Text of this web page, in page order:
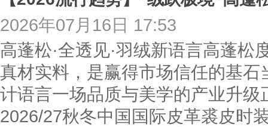
2026年07月16日 17:53
高蓬松·全透见·羽绒新语言高蓬松
真材实料，是赢得市场信任的基
计语言一场品质与美学的产业升
2026/27秋冬中国国际皮革裘皮时